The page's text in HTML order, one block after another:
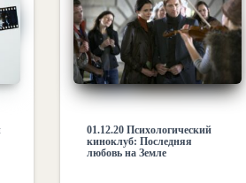
01.12.20 Психологический
киноклуб: Последняя
любовь на Земле